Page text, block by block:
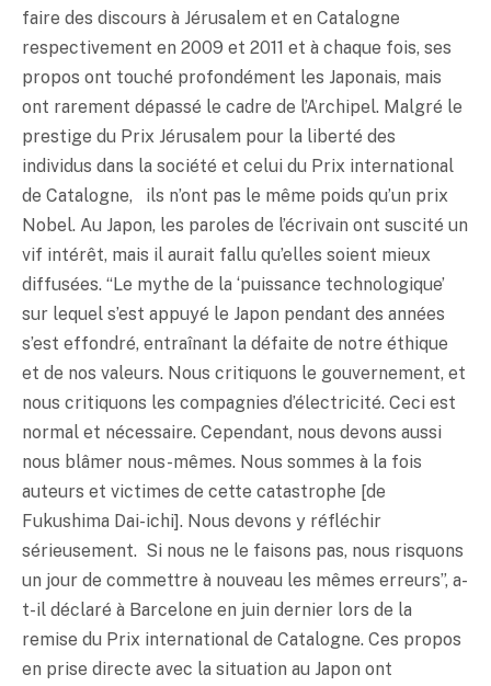
faire des discours à Jérusalem et en Catalogne
respectivement en 2009 et 2011 et à chaque fois, ses
propos ont touché profondément les Japonais, mais
ont rarement dépassé le cadre de l’Archipel. Malgré le
prestige du Prix Jérusalem pour la liberté des
individus dans la société et celui du Prix international
de Catalogne, ils n’ont pas le même poids qu’un prix
Nobel. Au Japon, les paroles de l’écrivain ont suscité un
vif intérêt, mais il aurait fallu qu’elles soient mieux
diffusées. “Le mythe de la ‘puissance technologique’
sur lequel s’est appuyé le Japon pendant des années
s’est effondré, entraînant la défaite de notre éthique
et de nos valeurs. Nous critiquons le gouvernement, et
nous critiquons les compagnies d’électricité. Ceci est
normal et nécessaire. Cependant, nous devons aussi
nous blâmer nous-mêmes. Nous sommes à la fois
auteurs et victimes de cette catastrophe [de
Fukushima Dai-ichi]. Nous devons y réfléchir
sérieusement. Si nous ne le faisons pas, nous risquons
un jour de commettre à nouveau les mêmes erreurs”, a-
t-il déclaré à Barcelone en juin dernier lors de la
remise du Prix international de Catalogne. Ces propos
en prise directe avec la situation au Japon ont